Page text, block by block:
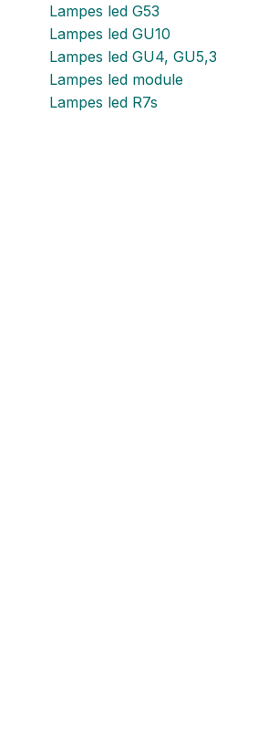
Lampes led G53
Lampes led GU10
Lampes led GU4, GU5,3
Lampes led module
Lampes led R7s